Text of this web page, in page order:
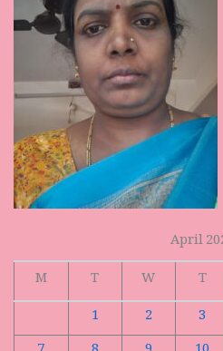
April
M
T W T
1
2 3